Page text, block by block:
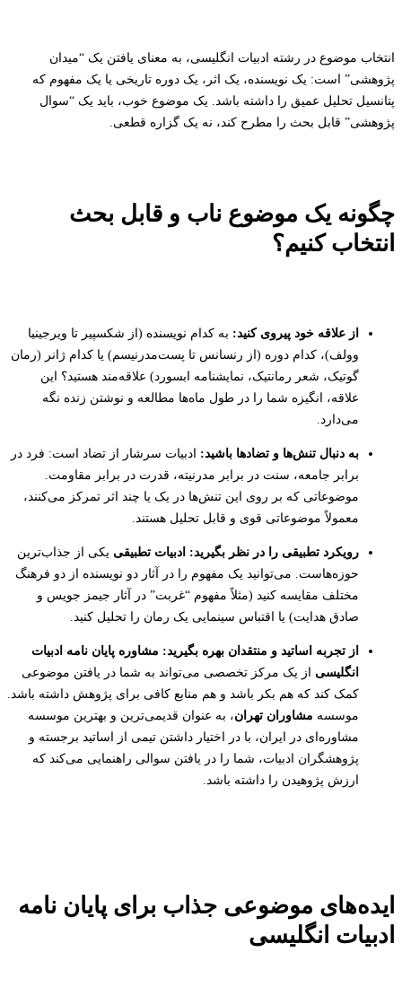
انتخاب موضوع در رشته ادبیات انگلیسی، به معنای یافتن یک “میدان
پژوهشی” است: یک نویسنده، یک اثر، یک دوره تاریخی یا یک مفهوم که
پتانسیل تحلیل عمیق را داشته باشد. یک موضوع خوب، باید یک “سوال
پژوهشی” قابل بحث را مطرح کند، نه یک گزاره قطعی.
چگونه یک موضوع ناب و قابل بحث
انتخاب کنیم؟
از علاقه خود پیروی کنید: به کدام نویسنده (از شکسپیر تا ویرجینیا
وولف)، کدام دوره (از رنسانس تا پست‌مدرنیسم) یا کدام ژانر (رمان
گوتیک، شعر رمانتیک، نمایشنامه ابسورد) علاقه‌مند هستید؟ این
علاقه، انگیزه شما را در طول ماه‌ها مطالعه و نوشتن زنده نگه
می‌دارد.
به دنبال تنش‌ها و تضادها باشید: ادبیات سرشار از تضاد است: فرد در
برابر جامعه، سنت در برابر مدرنیته، قدرت در برابر مقاومت.
موضوعاتی که بر روی این تنش‌ها در یک یا چند اثر تمرکز می‌کنند،
معمولاً موضوعاتی قوی و قابل تحلیل هستند.
رویکرد تطبیقی را در نظر بگیرید: ادبیات تطبیقی یکی از جذاب‌ترین
حوزه‌هاست. می‌توانید یک مفهوم را در آثار دو نویسنده از دو فرهنگ
مختلف مقایسه کنید (مثلاً مفهوم “غربت” در آثار جیمز جویس و
صادق هدایت) یا اقتباس سینمایی یک رمان را تحلیل کنید.
از تجربه اساتید و منتقدان بهره بگیرید: مشاوره پایان نامه ادبیات
انگلیسی از یک مرکز تخصصی می‌تواند به شما در یافتن موضوعی
کمک کند که هم بکر باشد و هم منابع کافی برای پژوهش داشته باشد.
موسسه مشاوران تهران، به عنوان قدیمی‌ترین و بهترین موسسه
مشاوره‌ای در ایران، با در اختیار داشتن تیمی از اساتید برجسته و
پژوهشگران ادبیات، شما را در یافتن سوالی راهنمایی می‌کند که
ارزش پژوهیدن را داشته باشد.
ایده‌های موضوعی جذاب برای پایان نامه
ادبیات انگلیسی